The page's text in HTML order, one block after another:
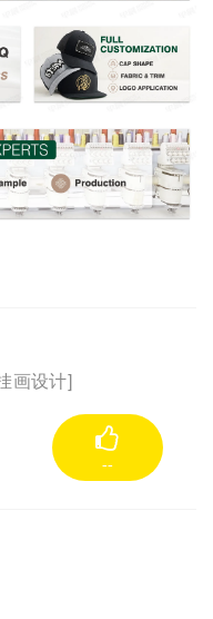
画设计]
--